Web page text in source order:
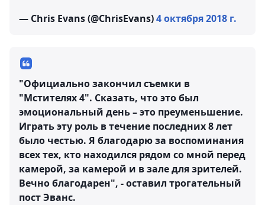
— Chris Evans (@ChrisEvans)4 октября 2018 г.
"Официально закончил съемки в
"Мстителях 4". Сказать, что это был
эмоциональный день – это преуменьшение.
Играть эту роль в течение последних 8 лет
было честью. Я благодарю за воспоминания
всех тех, кто находился рядом со мной перед
камерой, за камерой и в зале для зрителей.
Вечно благодарен", - оставил трогательный
пост Эванс.